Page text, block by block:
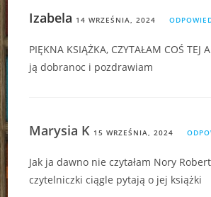
Izabela 14 WRZEŚNIA, 2024
PIĘKNA KSIĄŻKA, CZYTAŁAM COŚ TEJ
ją dobranoc i pozdrawiam
Marysia K 15 WRZEŚNIA, 2024
Jak ja dawno nie czytałam Nory
czytelniczki ciągle pytają o jej książki